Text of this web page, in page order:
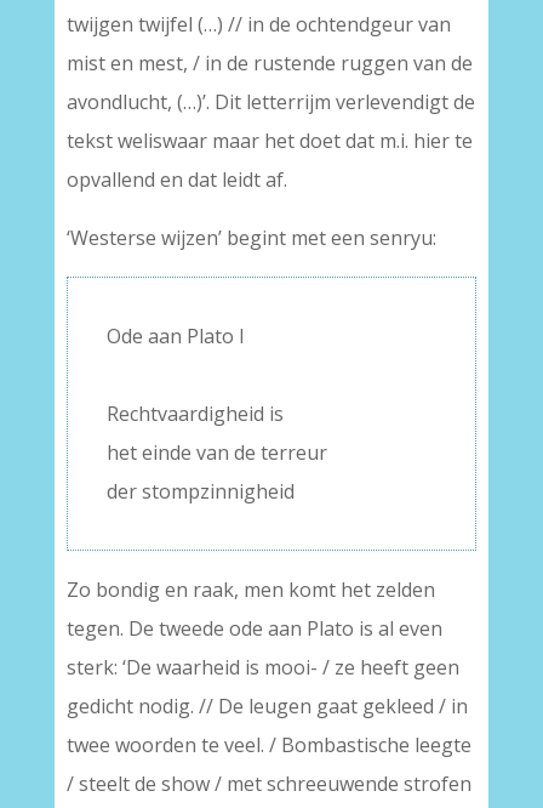
twijgen twijfel (…) // in de ochtendgeur van
mist en mest, / in de rustende ruggen van de
avondlucht, (…)’. Dit letterrijm verlevendigt de
tekst weliswaar maar het doet dat m.i. hier te
opvallend en dat leidt af.
‘Westerse wijzen’ begint met een senryu:
Ode aan Plato l
Rechtvaardigheid is
het einde van de terreur
der stompzinnigheid
Zo bondig en raak, men komt het zelden
tegen. De tweede ode aan Plato is al even
sterk: ‘De waarheid is mooi- / ze heeft geen
gedicht nodig. // De leugen gaat gekleed / in
twee woorden te veel. / Bombastische leegte
/ steelt de show / met schreeuwende strofen